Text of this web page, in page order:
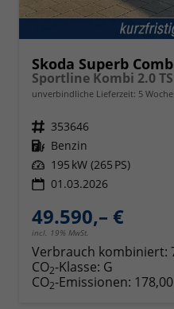
Skoda Superb
unverbindliche Lieferzeit: 5
Fahrzeugnr. 353646
Kraftstoff Benzin
Leistung 195 kW (265 PS)
01.03.2026
49.590,– €
incl. 19% MwSt.
Verbrauch kombiniert:
CO2-Klasse: G
CO2-Emissionen: